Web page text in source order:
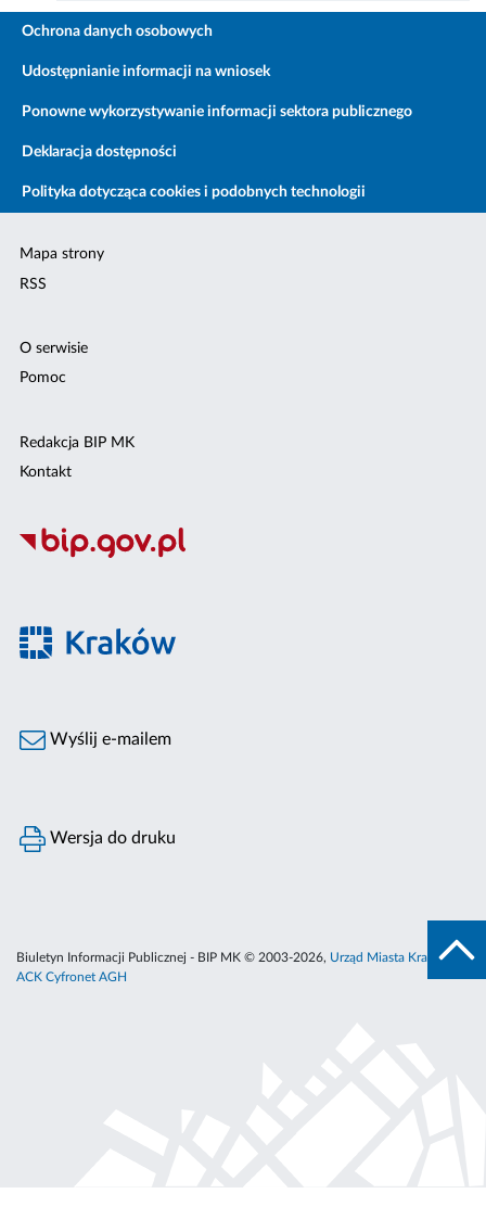
Ochrona danych osobowych
Udostępnianie informacji na wniosek
Ponowne wykorzystywanie informacji sektora publicznego
Deklaracja dostępności
Polityka dotycząca cookies i podobnych technologii
Mapa strony
RSS
O serwisie
Pomoc
Redakcja BIP MK
Kontakt
Wyślij e-mailem
Wersja do druku
Biuletyn Informacji Publicznej - BIP MK © 2003-2026, Urząd Miasta Krakowa
ACK Cyfronet AGH